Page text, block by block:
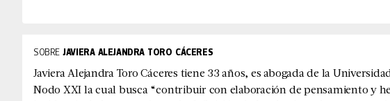
SOBREJAVIERA ALEJANDRA TORO CÁCERES
Javiera Alejandra Toro Cáceres tiene 33 años, es abogada de la
Nodo XXI la cual busca “contribuir con elaboración de pensamiento y